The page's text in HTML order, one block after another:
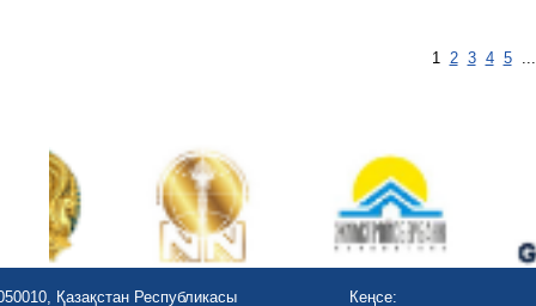
1 2 3 4 5
Қазақстан Республикасы
Кеңсе: